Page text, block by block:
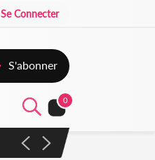
Se Connecter
S'abonner
0